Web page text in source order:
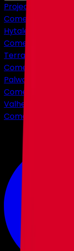
Project Zomboid
Comenzando en
Hytale
Comenzando en
Terraria
Comenzando en
Palworld
Comenzando en
Valheim
Comenzando en